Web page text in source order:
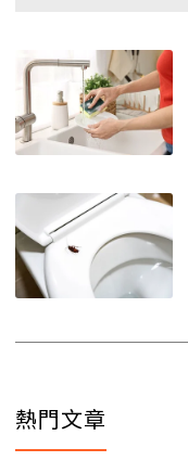
熱門文章